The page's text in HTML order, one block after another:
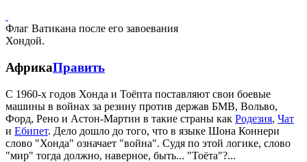
Флаг Ватикана после его завоевания
Хондой.
АфрикаПравить
С 1960-х годов Хонда и Тоёпта поставляют свои боевые
машины в войнах за резину против держав БМВ, Вольво,
Форд, Рено и Астон-Мартин в такие страны как Родезия, Чат
и Ебипет. Дело дошло до того, что в языке Шона Коннери
слово "Хонда" означает "война". Судя по этой логике, слово
"мир" тогда должно, наверное, быть... "Тоёта"?...